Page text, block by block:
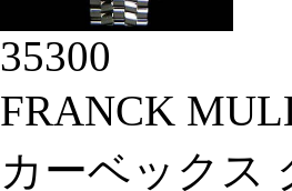
35300
FRANCK
カーベックス